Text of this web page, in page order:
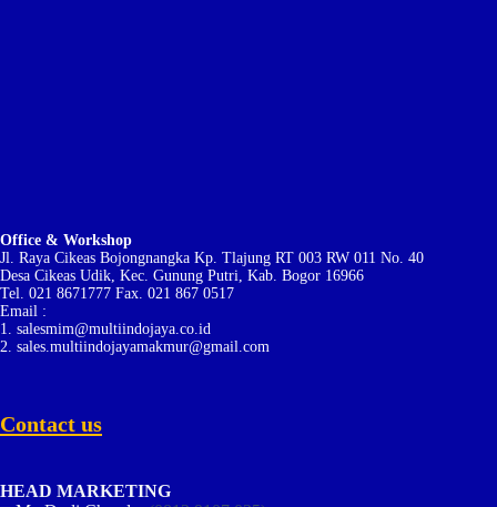
Office & Workshop
Jl. Raya Cikeas Bojongnangka Kp. Tlajung RT 003 RW 011 No. 40
Desa Cikeas Udik, Kec. Gunung Putri, Kab. Bogor 16966
Tel. 021 8671777 Fax. 021 867 0517
Email :
1. salesmim@multiindojaya.co.id
2. sales.multiindojayamakmur@gmail.com
Contact us
HEAD MARKETING